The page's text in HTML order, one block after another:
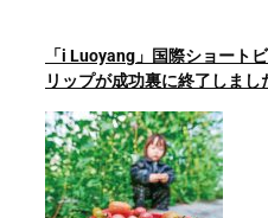
「i Luoyang」国際ショート
リップが成功裏に終了しまし